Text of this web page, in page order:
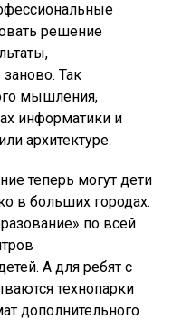
решение
Так
мышления,
информатики и
архитектуре.
теперь могут дети
в больших городах.
по всей
А для ребят с
технопарки
дополнительного